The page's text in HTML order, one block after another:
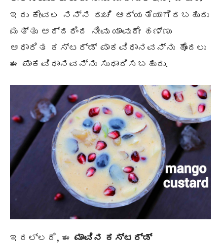
ಇದು ಕೇವಲ ನನ್ನ ರುಚಿ ಆದ್ಯತೆಯಾಗಿರಬಹುದು
ಮತ್ತು ಆದ್ದರಿಂದ ನೀವು ಯಾವುದೇ ಹಣ್ಣು
ಆಧಾರಿತ ಕಸ್ಟರ್ಡ್ ಪಾಕವಿಧಾನವನ್ನು ಹೊಂದಲು
ಈ ಪಾಕವಿಧಾನವನ್ನು ಸುಧಾರಿಸಬಹುದು.
ಇದಲ್ಲದೆ, ಈ ಮಾವಿನ ಕಸ್ಟರ್ಡ್